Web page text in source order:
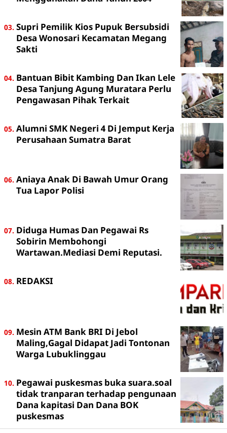
Supri Pemilik Kios Pupuk Bersubsidi
Desa Wonosari Kecamatan Megang
Sakti
Bantuan Bibit Kambing Dan Ikan Lele
Desa Tanjung Agung Muratara Perlu
Pengawasan Pihak Terkait
Alumni SMK Negeri 4 Di Jemput Kerja
Perusahaan Sumatra Barat
Aniaya Anak Di Bawah Umur Orang
Tua Lapor Polisi
Diduga Humas Dan Pegawai Rs
Sobirin Membohongi
Wartawan.Mediasi Demi Reputasi.
REDAKSI
Mesin ATM Bank BRI Di Jebol
Maling,Gagal Didapat Jadi Tontonan
Warga Lubuklinggau
Pegawai puskesmas buka suara.soal
tidak tranparan terhadap pengunaan
Dana kapitasi Dan Dana BOK
puskesmas